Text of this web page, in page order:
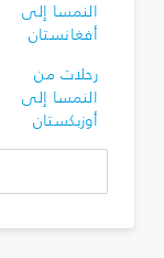
النمسا إلى
أفغانستان
رحلات من
النمسا إلى
أوزبكستان